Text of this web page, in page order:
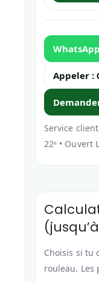
WhatsApp
Appeler :
Service
22ᵉ • Ouvert
(jusqu’à
Choisis si tu
rouleau. Les